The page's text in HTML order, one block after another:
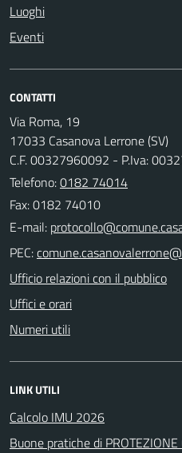
Luoghi
Eventi
CONTATTI
Via Roma, 19
17033 Casanova Lerrone (SV)
C.F. 00327960092 - P.Iva:
Telefono:0182 74014
Fax: 0182 74010
E-mail:
PEC:
Ufficio relazioni con il pubblico
Uffici e orari
Numeri utili
LINK UTILI
Calcolo IMU 2026
Buone pratiche di PROTEZIONE